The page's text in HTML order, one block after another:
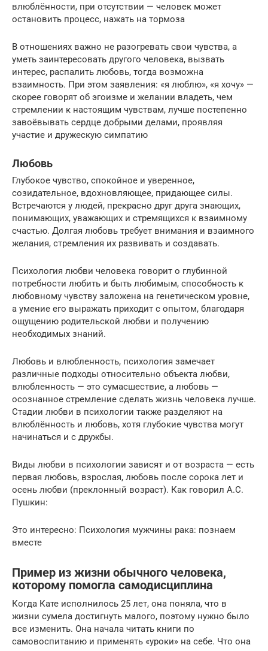
влюблённости, при отсутствии — человек может
остановить процесс, нажать на тормоза
В отношениях важно не разогревать свои чувства, а
уметь заинтересовать другого человека, вызвать
интерес, распалить любовь, тогда возможна
взаимность. При этом заявления: «я люблю», «я хочу» —
скорее говорят об эгоизме и желании владеть, чем
стремлении к настоящим чувствам, лучше постепенно
завоёвывать сердце добрыми делами, проявляя
участие и дружескую симпатию
Любовь
Глубокое чувство, спокойное и уверенное,
созидательное, вдохновляющее, придающее силы.
Встречаются у людей, прекрасно друг друга знающих,
понимающих, уважающих и стремящихся к взаимному
счастью. Долгая любовь требует внимания и взаимного
желания, стремления их развивать и создавать.
Психология любви человека говорит о глубинной
потребности любить и быть любимым, способность к
любовному чувству заложена на генетическом уровне,
а умение его выражать приходит с опытом, благодаря
ощущению родительской любви и получению
необходимых знаний.
Любовь и влюбленность, психология замечает
различные подходы относительно объекта любви,
влюбленность — это сумасшествие, а любовь —
осознанное стремление сделать жизнь человека лучше.
Стадии любви в психологии также разделяют на
влюблённость и любовь, хотя глубокие чувства могут
начинаться и с дружбы.
Виды любви в психологии зависят и от возраста — есть
первая любовь, взрослая, любовь после сорока лет и
осень любви (преклонный возраст). Как говорил А.С.
Пушкин:
Это интересно: Психология мужчины рака: познаем
вместе
Пример из жизни обычного человека,
которому помогла самодисциплина
Когда Кате исполнилось 25 лет, она поняла, что в
жизни сумела достигнуть малого, поэтому нужно было
все изменить. Она начала читать книги по
самовоспитанию и применять «уроки» на себе. Что она